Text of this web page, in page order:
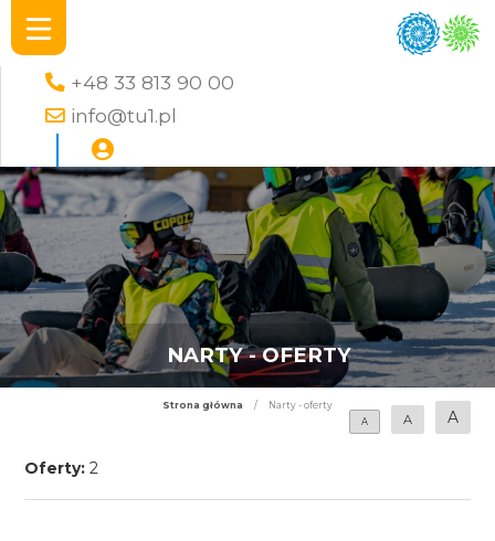
+48 33 813 90 00
info@tu1.pl
NARTY - OFERTY
Strona główna /
Narty - oferty
A
A A
Oferty: 2